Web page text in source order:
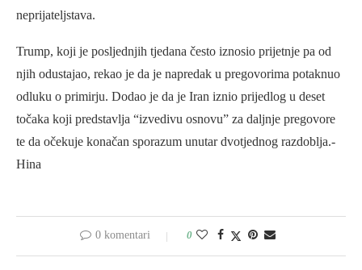
neprijateljstava.
Trump, koji je posljednjih tjedana često iznosio prijetnje pa od
njih odustajao, rekao je da je napredak u pregovorima potaknuo
odluku o primirju. Dodao je da je Iran iznio prijedlog u deset
točaka koji predstavlja “izvedivu osnovu” za daljnje pregovore
te da očekuje konačan sporazum unutar dvotjednog razdoblja.-
Hina
0 komentari 0